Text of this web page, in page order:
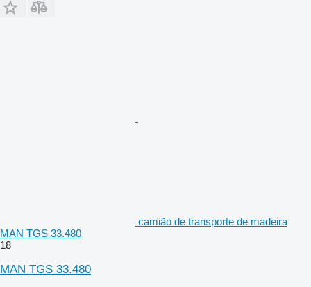
camião de transporte de madeira
MAN TGS 33.480
18
MAN TGS 33.480